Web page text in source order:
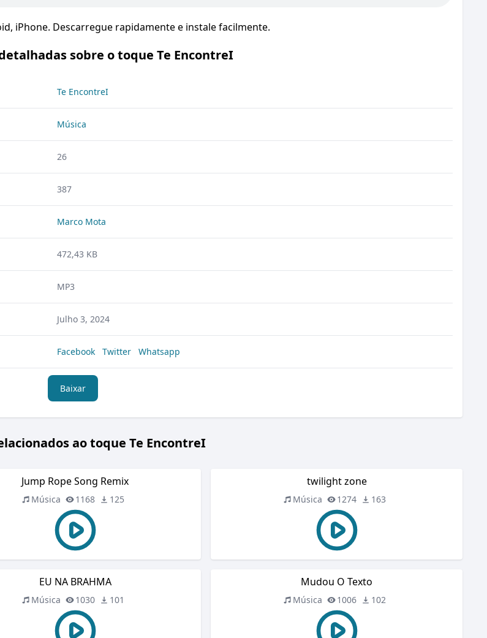
iPhone. Descarregue rapidamente e instale facilmente.
sobre o toque Te EncontreI
Te EncontreI
Música
26
387
Marco Mota
472,43 KB
MP3
Julho 3, 2024
Facebook Twitter Whatsapp
Baixar
ao toque Te EncontreI
Jump Rope Song Remix
Música 1168 125
twilight zone
Música 1274 163
EU NA BRAHMA
Música 1030 101
Mudou O Texto
Música 1006 102